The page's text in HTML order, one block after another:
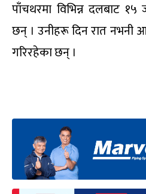
पाँचथरमा विभिन्न दलबाट १५
छन् । उनीहरूदिन रात नभनी
गरिरहेका छन् ।